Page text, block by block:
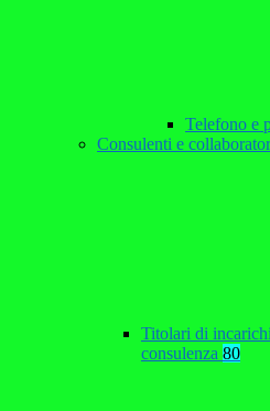
Telefono e
Consulenti e
Titolari di
consulenza 80